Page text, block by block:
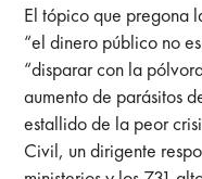
El tópico que pregona
“el dinero público no
“disparar con la
aumento de parásitos
estallido de la peor
Civil, un dirigente